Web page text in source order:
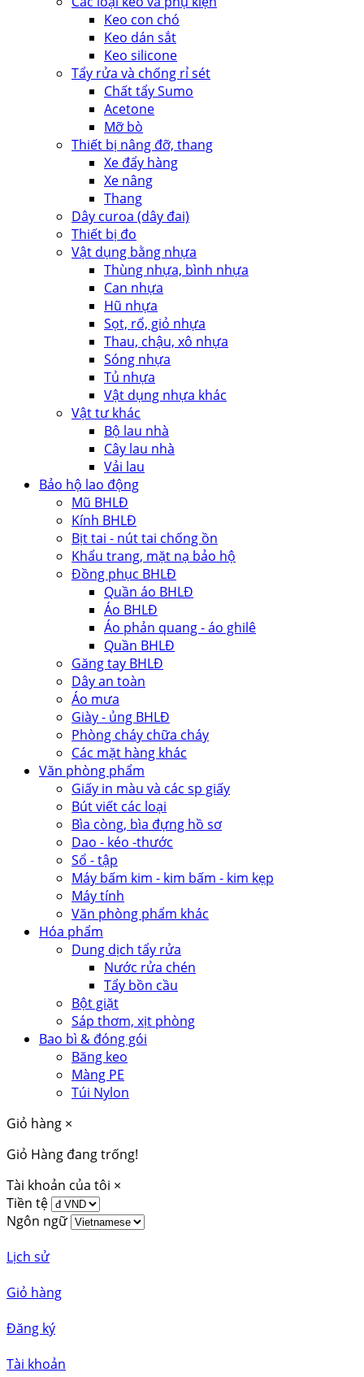
Keo con chó
Keo dán sắt
Keo silicone
Tẩy rửa và chống rỉ sét
Chất tẩy Sumo
Acetone
Mỡ bò
Thiết bị nâng đỡ, thang
Xe đẩy hàng
Xe nâng
Thang
Dây curoa (dây đai)
Thiết bị đo
Vật dụng bằng nhựa
Thùng nhựa, bình nhựa
Can nhựa
Hũ nhựa
Sọt, rổ, giỏ nhựa
Thau, chậu, xô nhựa
Sóng nhựa
Tủ nhựa
Vật dụng nhựa khác
Vật tư khác
Bộ lau nhà
Cây lau nhà
Vải lau
Bảo hộ lao động
Mũ BHLĐ
Kính BHLĐ
Bịt tai - nút tai chống ồn
Khẩu trang, mặt nạ bảo hộ
Đồng phục BHLĐ
Quần áo BHLĐ
Áo BHLĐ
Áo phản quang - áo ghilê
Quần BHLĐ
Găng tay BHLĐ
Dây an toàn
Áo mưa
Giày - ủng BHLĐ
Phòng cháy chữa cháy
Các mặt hàng khác
Văn phòng phẩm
Giấy in màu và các sp giấy
Bút viết các loại
Bìa còng, bìa đựng hồ sơ
Dao - kéo -thước
Sổ - tập
Máy bấm kim - kim bấm - kim kẹp
Máy tính
Văn phòng phẩm khác
Hóa phẩm
Dung dịch tẩy rửa
Nước rửa chén
Tẩy bồn cầu
Bột giặt
Sáp thơm, xịt phòng
Bao bì & đóng gói
Băng keo
Màng PE
Túi Nylon
Giỏ hàng ×
Giỏ Hàng đang trống!
Tài khoản của tôi ×
Tiền tệ
Ngôn ngữ
Lịch sử
Giỏ hàng
Đăng ký
Tài khoản